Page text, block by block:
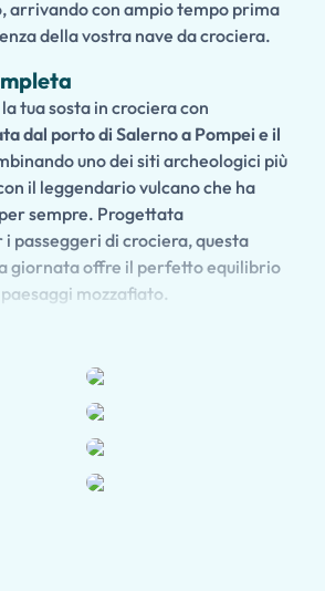
arrivando con ampio tempo prima
della vostra nave da crociera.
tua sosta in crociera con
dal porto di Salerno a Pompei e il
uno dei siti archeologici più
il leggendario vulcano che ha
sempre. Progettata
passeggeri di crociera, questa
giornata offre il perfetto equilibrio
mozzafiato.
un veicolo privato climatizzato dal
il
sito Patrimonio dell'Umanità
, dove puoi esplorare strade, ville,
straordinariamente ben conservati
Monte Vesuvio nel 79 d.C.
con unaguida privata autorizzata
in vita l'antica città attraverso
vita quotidiana romana,
catastrofica eruzione vulcanica.